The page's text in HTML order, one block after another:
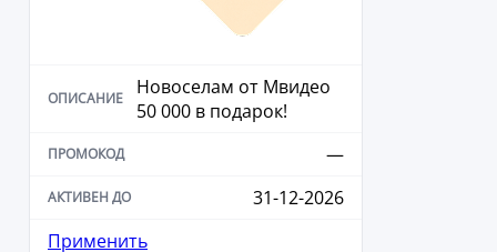
Новоселам от Мвидео
50 000 в подарок!
—
31-12-2026
Применить